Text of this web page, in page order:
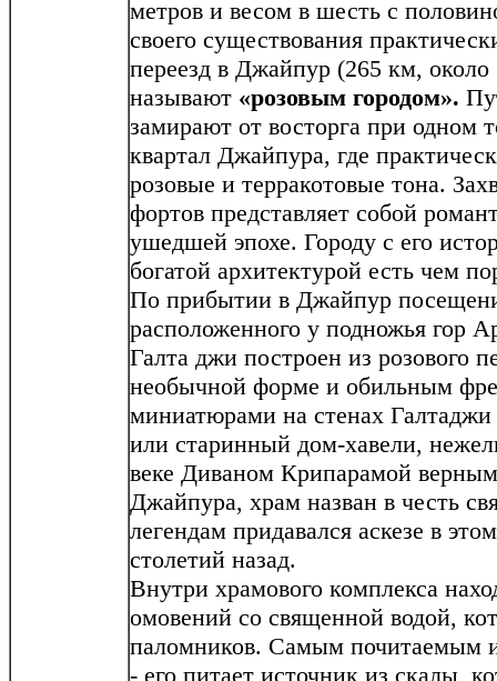
метров и весом в шесть с
своего существования
переезд в Джайпур (265 км,
называют «розовым городом».
замирают от восторга при одном
квартал Джайпура, где
розовые и терракотовые тона.
фортов представляет собой
ушедшей эпохе. Городу с его
богатой архитектурой есть чем
По прибытии в Джайпур
расположенного у подножья гор
Галта джи построен из розового
необычной форме и обильным
миниатюрами на стенах Галтаджи
или старинный дом-хавели,
веке Диваном Крипарамой
Джайпура, храм назван в честь
легендам придавался аскезе в
столетий назад.
Внутри храмового комплекса
омовений со священной водой,
паломников. Самым почитаемым
- его питает источник из скалы,